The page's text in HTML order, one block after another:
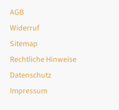
AGB
Widerruf
Sitemap
Rechtliche Hinweise
Datenschutz
Impressum